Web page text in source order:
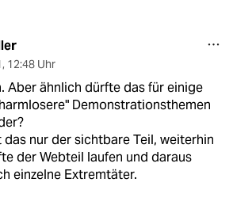
, 12:48 Uhr
Aber ähnlich dürfte das für einige
Demonstrationsthemen
das nur der sichtbare Teil, weiterhin
der Webteil laufen und daraus
einzelne Extremtäter.